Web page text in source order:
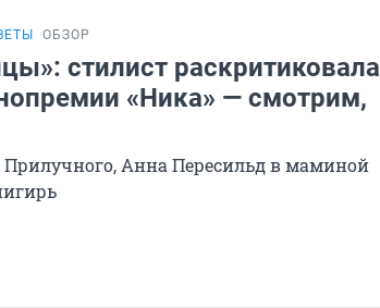
ОБЗОР
стилист раскритиковала
«Ника» — смотрим,
Анна Пересильд в маминой